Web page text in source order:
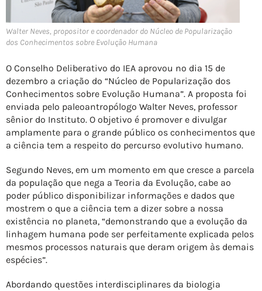
Walter Neves, propositor e coordenador do Núcleo de Popularização
dos Conhecimentos sobre Evolução Humana
O Conselho Deliberativo do IEA aprovou no dia 15 de
dezembro a criação do “Núcleo de Popularização dos
Conhecimentos sobre Evolução Humana”. A proposta foi
enviada pelo paleoantropólogo Walter Neves, professor
sênior do Instituto. O objetivo é promover e divulgar
amplamente para o grande público os conhecimentos que
a ciência tem a respeito do percurso evolutivo humano.
Segundo Neves, em um momento em que cresce a parcela
da população que nega a Teoria da Evolução, cabe ao
poder público disponibilizar informações e dados que
mostrem o que a ciência tem a dizer sobre a nossa
existência no planeta, “demonstrando que a evolução da
linhagem humana pode ser perfeitamente explicada pelos
mesmos processos naturais que deram origem às demais
espécies”.
Abordando questões interdisciplinares da biologia